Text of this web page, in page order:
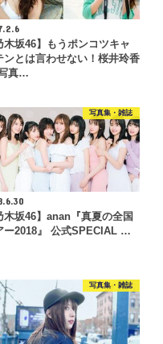
木坂46】もうポンコツキャ
ンとは言わせない！桜井玲香
真…
写真集・雑誌
木坂46】anan『真夏の全国
ー2018』 公式SPECIAL …
写真集・雑誌